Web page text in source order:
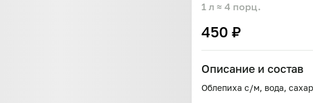
1 л ≈ 4 порц.
450 ₽
Описание и состав